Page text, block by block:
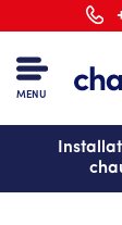
au
contenu
principal
MENU